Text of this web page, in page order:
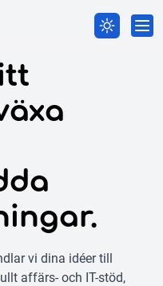
vi dina idéer till
affärs- och IT-stöd,